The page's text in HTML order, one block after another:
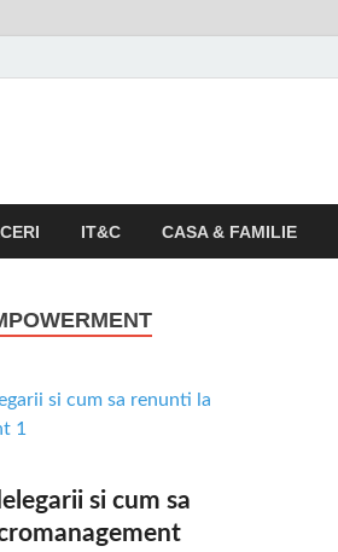
IT&C CASA & FAMILIE
si cum sa